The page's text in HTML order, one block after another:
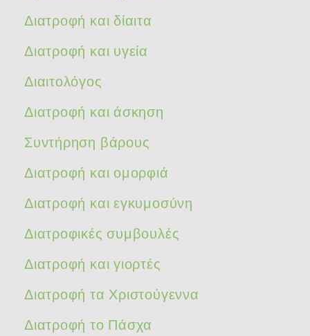
Διατροφή και δίαιτα
Διατροφή και υγεία
Διαιτολόγος
Διατροφή και άσκηση
Συντήρηση βάρους
Διατροφή και ομορφιά
Διατροφή και εγκυμοσύνη
Διατροφικές συμβουλές
Διατροφή και γιορτές
Διατροφή τα Χριστούγεννα
Διατροφή το Πάσχα